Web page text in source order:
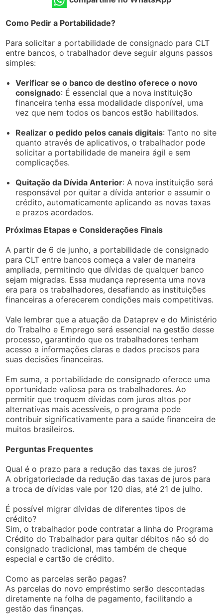
Como Pedir a Portabilidade?
Para solicitar a portabilidade de consignado para CLT
entre bancos, o trabalhador deve seguir alguns passos
simples:
Verificar se o banco de destino oferece o novo
consignado: É essencial que a nova instituição
financeira tenha essa modalidade disponível, uma
vez que nem todos os bancos estão habilitados.
Realizar o pedido pelos canais digitais: Tanto no site
quanto através de aplicativos, o trabalhador pode
solicitar a portabilidade de maneira ágil e sem
complicações.
Quitação da Dívida Anterior: A nova instituição será
responsável por quitar a dívida anterior e assumir o
crédito, automaticamente aplicando as novas taxas
e prazos acordados.
Próximas Etapas e Considerações Finais
A partir de 6 de junho, a portabilidade de consignado
para CLT entre bancos começa a valer de maneira
ampliada, permitindo que dívidas de qualquer banco
sejam migradas. Essa mudança representa uma nova
era para os trabalhadores, desafiando as instituições
financeiras a oferecerem condições mais competitivas.
Vale lembrar que a atuação da Dataprev e do Ministério
do Trabalho e Emprego será essencial na gestão desse
processo, garantindo que os trabalhadores tenham
acesso a informações claras e dados precisos para
suas decisões financeiras.
Em suma, a portabilidade de consignado oferece uma
oportunidade valiosa para os trabalhadores. Ao
permitir que troquem dívidas com juros altos por
alternativas mais acessíveis, o programa pode
contribuir significativamente para a saúde financeira de
muitos brasileiros.
Perguntas Frequentes
Qual é o prazo para a redução das taxas de juros?
A obrigatoriedade da redução das taxas de juros para
a troca de dívidas vale por 120 dias, até 21 de julho.
É possível migrar dívidas de diferentes tipos de
crédito?
Sim, o trabalhador pode contratar a linha do Programa
Crédito do Trabalhador para quitar débitos não só do
consignado tradicional, mas também de cheque
especial e cartão de crédito.
Como as parcelas serão pagas?
As parcelas do novo empréstimo serão descontadas
diretamente na folha de pagamento, facilitando a
gestão das finanças.